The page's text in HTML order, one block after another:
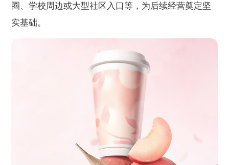
圈、学校周边或大型社区入口等，为后续经营奠定坚
实基础。